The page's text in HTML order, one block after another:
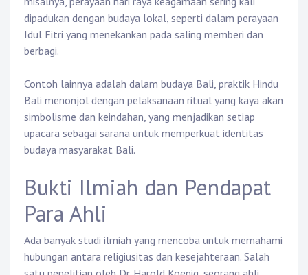
dipadukan dengan budaya lokal, seperti dalam perayaan
Idul Fitri yang menekankan pada saling memberi dan
berbagi.
Contoh lainnya adalah dalam budaya Bali, praktik Hindu
Bali menonjol dengan pelaksanaan ritual yang kaya akan
simbolisme dan keindahan, yang menjadikan setiap
upacara sebagai sarana untuk memperkuat identitas
budaya masyarakat Bali.
Bukti Ilmiah dan Pendapat
Para Ahli
Ada banyak studi ilmiah yang mencoba untuk memahami
hubungan antara religiusitas dan kesejahteraan. Salah